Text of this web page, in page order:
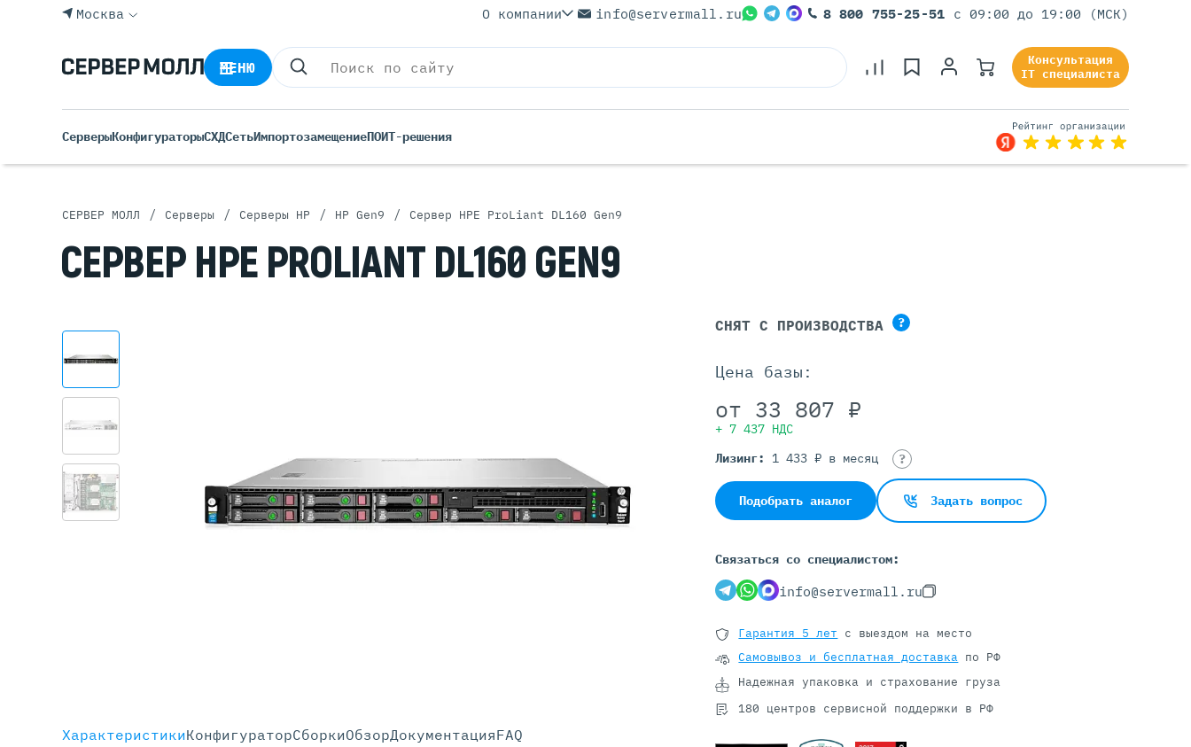
Все Серверы
Rack Серверы
Tower Серверы
Бренды
Серверы Lenovo
Серверы XFusion
Серверы NVIDIA
Серверы Huawei Atlas
Серверы Для Видеонаблюдения
Серверы Для ИИ
Серверы DELL
DELL G17
DELL G16
HPE Gen12
HPE Gen11
Серверы С GPU
С GPU NVIDIA
С GPU AMD
С 2 GPU
С 8 GPU
Москва О компании info@servermall.ru 8 800 755-25-51 с 09:00 до 19:00 (МСК)
МЕНЮ
Консультация
IT специалиста
СерверыКонфигураторыСХДСетьИмпортозамещениеПОИТ-решения
СЕРВЕР МОЛЛ / Серверы / Серверы HP / HP Gen9 / Сервер HPE ProLiant DL160 Gen9
СЕРВЕР HPE PROLIANT DL160 GEN9
ХарактеристикиКонфигураторCборкиОбзорДокументацияFAQ
СНЯТ С ПРОИЗВОДСТВА ?
Цена базы:
от 33 807 ₽
+ 7 437 НДС
Лизинг: 1 433 ₽ в месяц ?
Подобрать аналог Задать вопрос
Связаться со специалистом:
info@servermall.ru
Гарантия 5 лет с выездом на место
Самовывоз и бесплатная доставка по РФ
Надежная упаковка и страхование груза
180 центров сервисной поддержки в РФ